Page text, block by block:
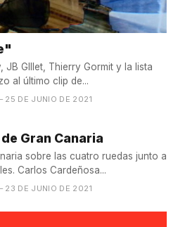
JB GIllet, Thierry Gormit y la lista
al último clip de...
25 DE JUNIO DE 2021
Gran Canaria
sobre las cuatro ruedas junto a
algunos de sus skaters locales. Carlos Cardeñosa...
23 DE JUNIO DE 2021